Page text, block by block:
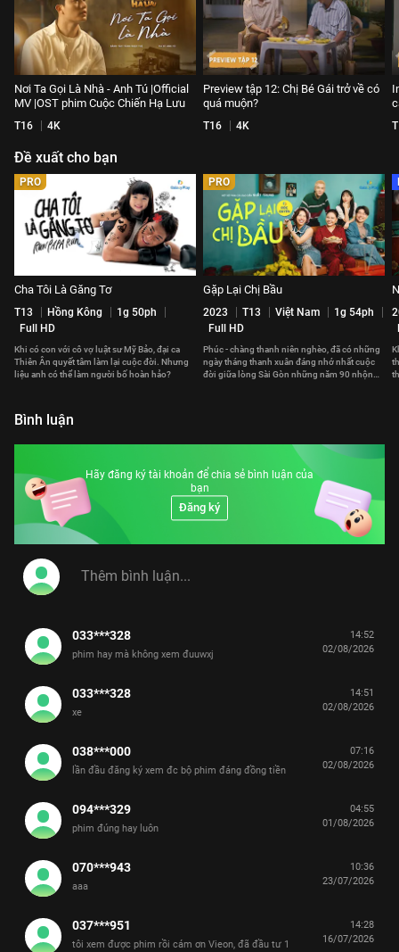
Nơi Ta Gọi Là Nhà - Anh Tú |Official
MV |OST phim Cuộc Chiến Hạ Lưu
T16 4K
Preview tập 12: Chị Bé Gái trở về có
quá muộn?
T16 4K
Đề xuất cho bạn
PRO
Cha Tôi Là Găng Tơ
T13 Hồng Kông
1g 50ph
Full HD
Khi có con với cô vợ luật sư Mỹ Bảo, đại ca
Thiên Ân quyết tâm làm lại cuộc đời. Nhưng
liệu anh có thể làm người bố hoàn hảo?
PRO
Gặp Lại Chị Bầu
2023 T13 Việt Nam
1g 54ph
Full HD
Phúc - chàng thanh niên nghèo, đã có những
ngày tháng thanh xuân đáng nhớ nhất cuộc
đời giữa lòng Sài Gòn những năm 90 nhộn
Bình luận
Hãy đăng ký tài khoản để chia sẻ bình luận của
bạn
Đăng ký
033***328
phim hay mà không xem đuuwxj
14:52
02/08/2026
033***328
xe
14:51
02/08/2026
038***000
lần đầu đăng ký xem đc bộ phim đáng đồng tiền
07:16
02/08/2026
094***329
phim đúng hay luôn
04:55
01/08/2026
070***943
aaa
10:36
23/07/2026
037***951
tôi xem được phim rồi cám ơn Vieon, đã đầu tư 1
14:28
16/07/2026